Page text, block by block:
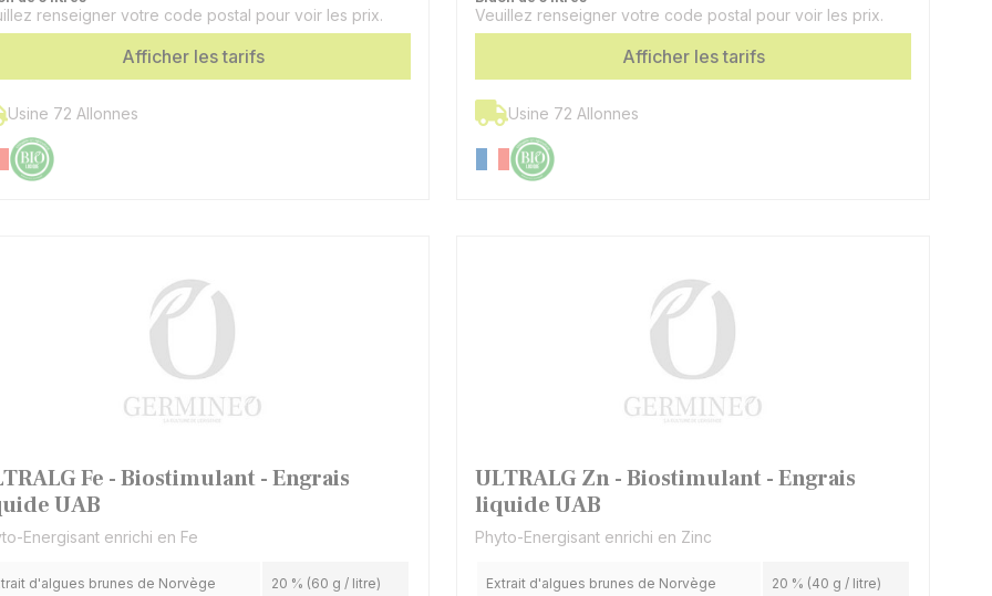
renseigner votre code postal pour voir les prix.
Afficher les tarifs
Usine 72 Allonnes
Veuillez renseigner votre code postal pour voir les prix.
Afficher les tarifs
Usine 72 Allonnes
Fe - Biostimulant - Engrais
UAB
Energisant enrichi en Fe
d'algues brunes de Norvège 20 % (60 g / litre)
ULTRALG Zn - Biostimulant - Engrais
liquide UAB
Phyto-Energisant enrichi en Zinc
Extrait d'algues brunes de Norvège 20 % (40 g / litre)